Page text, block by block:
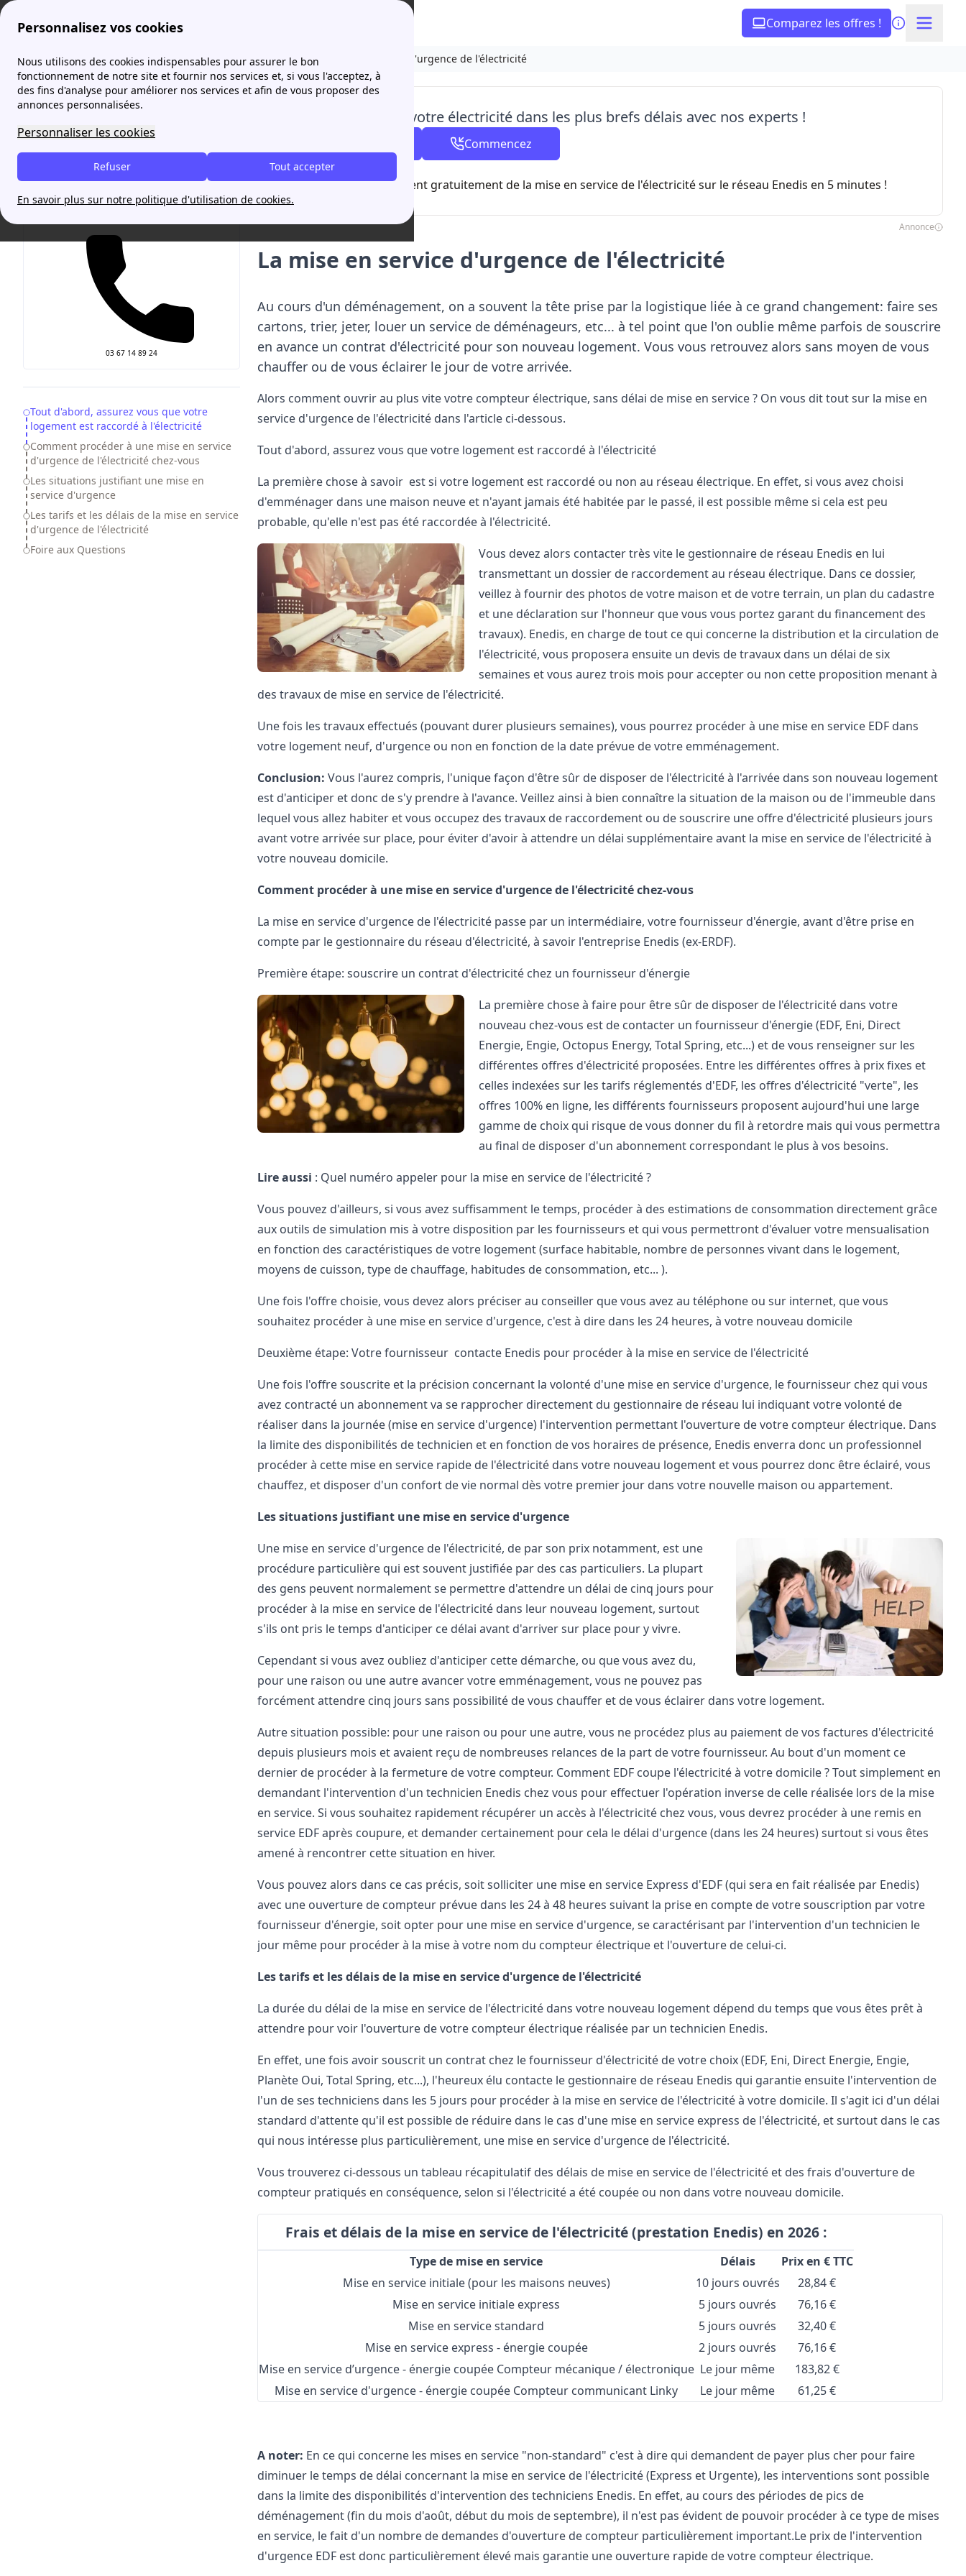
Personnalisez vos cookies
Nous utilisons des cookies indispensables pour assurer le bon
fonctionnement de notre site et fournir nos services et, si vous l'acceptez, à
des fins d'analyse pour améliorer nos services et afin de vous proposer des
annonces personnalisées.
Personnaliser les cookies
Tout accepter
Refuser
En savoir plus sur notre politique d'utilisation de cookies.
Comparez les offres !
Agence France Électricité MoreMise en service : électricité La mise en service d'urgence de l'électricité
03 67 14 89 24
Table of Contents
Tout d'abord, assurez vous que votre
logement est raccordé à l'électricité
Comment procéder à une mise en service
d'urgence de l'électricité chez-vous
Les situations justifiant une mise en
service d'urgence
Les tarifs et les délais de la mise en service
d'urgence de l'électricité
Foire aux Questions
Mise en service de votre électricité dans les plus brefs délais avec nos experts !
Commencez
Rappel à partir de 8h00
Nos conseillers s’occupent gratuitement de la mise en service de l'électricité sur le réseau Enedis en 5 minutes !
Annonce
La mise en service d'urgence de l'électricité
Au cours d'un déménagement, on a souvent la tête prise par la logistique liée à ce grand changement: faire ses
cartons, trier, jeter, louer un service de déménageurs, etc... à tel point que l'on oublie même parfois de souscrire
en avance un contrat d'électricité pour son nouveau logement. Vous vous retrouvez alors sans moyen de vous
chauffer ou de vous éclairer le jour de votre arrivée.
Alors comment ouvrir au plus vite votre compteur électrique, sans délai de mise en service? On vous dit tout sur la mise en
service d'urgence de l'électricité dans l'article ci-dessous.
Tout d'abord, assurez vous que votre logement est raccordé à l'électricité
La première chose à savoir est si votre logement est raccordé ou non au réseau électrique. En effet, si vous avez choisi
d'emménager dans une maison neuveet n'ayant jamais été habitée par le passé, il est possible même si cela est peu
probable, qu'elle n'est pas été raccordée à l'électricité.
Vous devez alors contacter très vite le gestionnaire de réseau Enedis en lui
transmettant un dossier de raccordement au réseau électrique. Dans ce dossier,
veillez à fournir des photos de votre maison et de votre terrain, un plan du cadastre
et une déclaration sur l'honneur que vous vous portez garant du financement des
travaux). Enedis, en charge de tout ce qui concerne la distribution et la circulation de
l'électricité, vous proposera ensuite un devis de travaux dans un délai de six
semaines et vous aurez trois mois pour accepter ou non cette proposition menant à
des travaux de mise en service de l'électricité.
Une fois les travaux effectués (pouvant durer plusieurs semaines), vous pourrez procéder à une mise en service EDF dans
votre logement neuf, d'urgence ou non en fonction de la date prévue de votre emménagement.
Conclusion: Vous l'aurez compris, l'unique façon d'être sûr de disposer de l'électricité à l'arrivée dans son nouveau logement
est d'anticiper et donc de s'y prendre à l'avance. Veillez ainsi à bien connaître la situation de la maison ou de l'immeuble dans
lequel vous allez habiter et vous occupez des travaux de raccordement ou de souscrire une offre d'électricité plusieurs jours
avant votre arrivée sur place, pour éviter d'avoir à attendre un délai supplémentaire avant la mise en service de l'électricité à
votre nouveau domicile.
Comment procéder à une mise en service d'urgence de l'électricité chez-vous
La mise en service d'urgence de l'électricité passe par un intermédiaire, votre fournisseur d'énergie, avant d'être prise en
compte par le gestionnaire du réseau d'électricité, à savoir l'entreprise Enedis (ex-ERDF).
Première étape: souscrire un contrat d'électricité chez un fournisseur d'énergie
La première chose à faire pour être sûr de disposer de l'électricité dans votre
nouveau chez-vous est de contacter un fournisseur d'énergie (EDF, Eni, Direct
Energie, Engie, Octopus Energy, Total Spring, etc...) et de vous renseigner sur les
différentes offres d'électricité proposées. Entre les différentes offres à prix fixes et
celles indexées sur les tarifs réglementés d'EDF, les offres d'électricité "verte", les
offres 100% en ligne, les différents fournisseurs proposent aujourd'hui une large
gamme de choix qui risque de vous donner du fil à retordre mais qui vous permettra
au final de disposer d'un abonnement correspondant le plus à vos besoins.
Lire aussi : Quel numéro appeler pour la mise en service de l'électricité ?
Vous pouvez d'ailleurs, si vous avez suffisamment le temps, procéder à des estimations de consommation directement grâce
aux outils de simulation mis à votre disposition par les fournisseurs et qui vous permettront d'évaluer votre mensualisation
en fonction des caractéristiques de votre logement (surface habitable, nombre de personnes vivant dans le logement,
moyens de cuisson, type de chauffage, habitudes de consommation, etc... ).
Une fois l'offre choisie, vous devez alors préciser au conseiller que vous avez au téléphone ou sur internet, que vous
souhaitez procéder à une mise en service d'urgence, c'est à dire dans les 24 heures, à votre nouveau domicile
Deuxième étape: Votre fournisseur contacte Enedis pour procéder à la mise en service de l'électricité
Une fois l'offre souscrite et la précision concernant la volonté d'une mise en service d'urgence, le fournisseur chez qui vous
avez contracté un abonnement va se rapprocher directement du gestionnaire de réseau lui indiquant votre volonté de
réaliser dans la journée (mise en service d'urgence) l'intervention permettant l'ouverture de votre compteur électrique. Dans
la limite des disponibilités de technicien et en fonction de vos horaires de présence, Enedis enverra donc un professionnel
procéder à cette mise en service rapide de l'électricité dans votre nouveau logement et vous pourrez donc être éclairé, vous
chauffez, et disposer d'un confort de vie normal dès votre premier jour dans votre nouvelle maison ou appartement.
Les situations justifiant une mise en service d'urgence
Une mise en service d'urgence de l'électricité, de par son prix notamment, est une
procédure particulière qui est souvent justifiée par des cas particuliers. La plupart
des gens peuvent normalement se permettre d'attendre un délai de cinq jours pour
procéder à la mise en service de l'électricité dans leur nouveau logement, surtout
s'ils ont pris le temps d'anticiper ce délai avant d'arriver sur place pour y vivre.
Cependant si vous avez oubliez d'anticiper cette démarche, ou que vous avez du,
pour une raison ou une autre avancer votre emménagement, vous ne pouvez pas
forcément attendre cinq jours sans possibilité de vous chauffer et de vous éclairer dans votre logement.
Autre situation possible: pour une raison ou pour une autre, vous ne procédez plus au paiement de vos factures d'électricité
depuis plusieurs mois et avaient reçu de nombreuses relances de la part de votre fournisseur. Au bout d'un moment ce
dernier de procéder à la fermeture de votre compteur. Comment EDF coupe l'électricité à votre domicile ? Tout simplement en
demandant l'intervention d'un technicien Enedis chez vous pour effectuer l'opération inverse de celle réalisée lors de la mise
en service. Si vous souhaitez rapidement récupérer un accès à l'électricité chez vous, vous devrez procéder à une remis en
service EDF après coupure, et demander certainement pour cela le délai d'urgence (dans les 24 heures) surtout si vous êtes
amené à rencontrer cette situation en hiver.
Vous pouvez alors dans ce cas précis, soit solliciter une mise en service Express d'EDF (qui sera en fait réalisée par Enedis)
avec une ouverture de compteur prévue dans les 24 à 48 heures suivant la prise en compte de votre souscription par votre
fournisseur d'énergie, soit opter pour une mise en service d'urgence, se caractérisant par l'intervention d'un technicien le
jour même pour procéder à la mise à votre nom du compteur électrique et l'ouverture de celui-ci.
Les tarifs et les délais de la mise en service d'urgence de l'électricité
La durée du délai de la mise en service de l'électricité dans votre nouveau logement dépend du temps que vous êtes prêt à
attendre pour voir l'ouverture de votre compteur électrique réalisée par un technicien Enedis.
En effet, une fois avoir souscrit un contrat chez le fournisseur d'électricité de votre choix (EDF, Eni, Direct Energie, Engie,
Planète Oui, Total Spring, etc...), l'heureux élu contacte le gestionnaire de réseau Enedis qui garantie ensuite l'intervention de
l'un de ses techniciens dans les 5 jours pour procéder à la mise en service de l'électricité à votre domicile. Il s'agit ici d'un délai
standard d'attente qu'il est possible de réduire dans le cas d'une mise en service express de l'électricité, et surtout dans le cas
qui nous intéresse plus particulièrement, une mise en service d'urgence de l'électricité.
Vous trouverez ci-dessous un tableau récapitulatif des délais de mise en service de l'électricité et des frais d'ouverture de
compteurpratiqués en conséquence, selon si l'électricité a été coupée ou non dans votre nouveau domicile.
Frais et délais de la mise en service de l'électricité (prestation Enedis) en 2026 :
Type de mise en service Délais
Prix en € TTC
Mise en service initiale (pour les maisons neuves)
10 jours ouvrés
28,84 €
Mise en service initiale express
5 jours ouvrés
76,16 €
Mise en service standard
5 jours ouvrés
32,40 €
Mise en service express - énergie coupée
2 jours ouvrés
76,16 €
Mise en service d’urgence - énergie coupée Compteur mécanique / électronique Le jour même
183,82 €
Mise en service d'urgence - énergie coupée Compteur communicant Linky
Le jour même 61,25 €
A noter: En ce qui concerne les mises en service "non-standard" c'est à dire qui demandent de payer plus cher pour faire
diminuer le temps de délai concernant la mise en service de l'électricité (Express et Urgente), les interventions sont possible
dans la limite des disponibilités d'intervention des techniciens Enedis. En effet, au cours des périodes de pics de
déménagement (fin du mois d'août, début du mois de septembre), il n'est pas évident de pouvoir procéder à ce type de mises
en service, le fait d'un nombre de demandes d'ouverture de compteur particulièrement important.Le prix de l'intervention
d'urgence EDF est donc particulièrement élevé mais garantie une ouverture rapide de votre compteur électrique.